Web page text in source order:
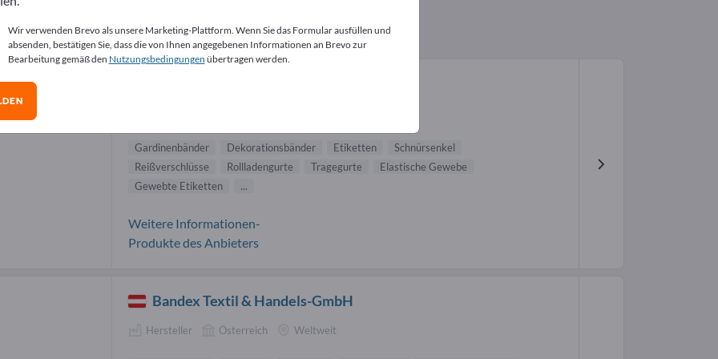
Lieferanten (7)
Gardinenbänder Dekorationsbänder Etiketten
Schnürsenkel
Reißverschlüsse
Rollladengurte Tragegurte
Elastische Gewebe
Gewebte Etiketten
...
Weitere Informationen-
Produkte des Anbieters
Bandex Textil & Handels-GmbH
Hersteller Österreich Weltweit
Wir verwenden Brevo als unsere Marketing-Plattform. Wenn Sie das Formular ausfüllen und
absenden, bestätigen Sie, dass die von Ihnen angegebenen Informationen an Brevo zur
Bearbeitung gemäß den Nutzungsbedingungen übertragen werden.